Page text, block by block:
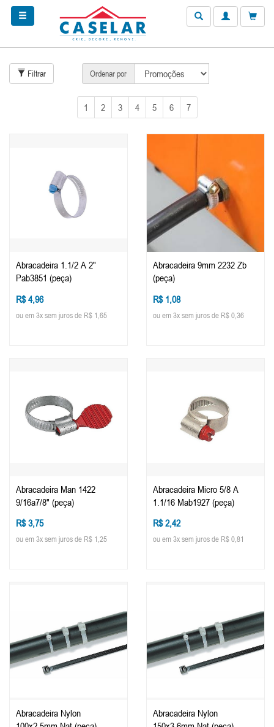
Filtrar Ordenar por
1 2 3 4 5 6 7
Abracadeira 1.1/2 A 2"
Pab3851 (peça)
R$ 4,96
ou em 3x sem juros de R$ 1,65
Abracadeira 9mm 2232 Zb
(peça)
R$ 1,08
ou em 3x sem juros de R$ 0,36
Abracadeira Man 1422
9/16a7/8" (peça)
R$ 3,75
ou em 3x sem juros de R$ 1,25
Abracadeira Micro 5/8 A
1.1/16 Mab1927 (peça)
R$ 2,42
ou em 3x sem juros de R$ 0,81
Abracadeira Nylon
Abracadeira Nylon